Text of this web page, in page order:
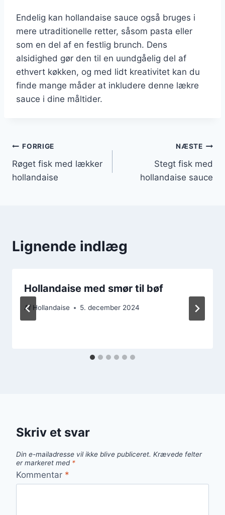
Endelig kan hollandaise sauce også bruges i
mere utraditionelle retter, såsom pasta eller
som en del af en festlig brunch. Dens
alsidighed gør den til en uundgåelig del af
ethvert køkken, og med lidt kreativitet kan du
finde mange måder at inkludere denne lækre
sauce i dine måltider.
Indlægsnavigation
FORRIGE
Røget fisk med lækker
hollandaise
NÆSTE
Stegt fisk med
hollandaise sauce
Lignende indlæg
Hollandaise med smør til bøf
Af Hollandaise 5. december 2024
Skriv et svar
Din e-mailadresse vil ikke blive publiceret. Krævede felter
er markeret med *
Kommentar *